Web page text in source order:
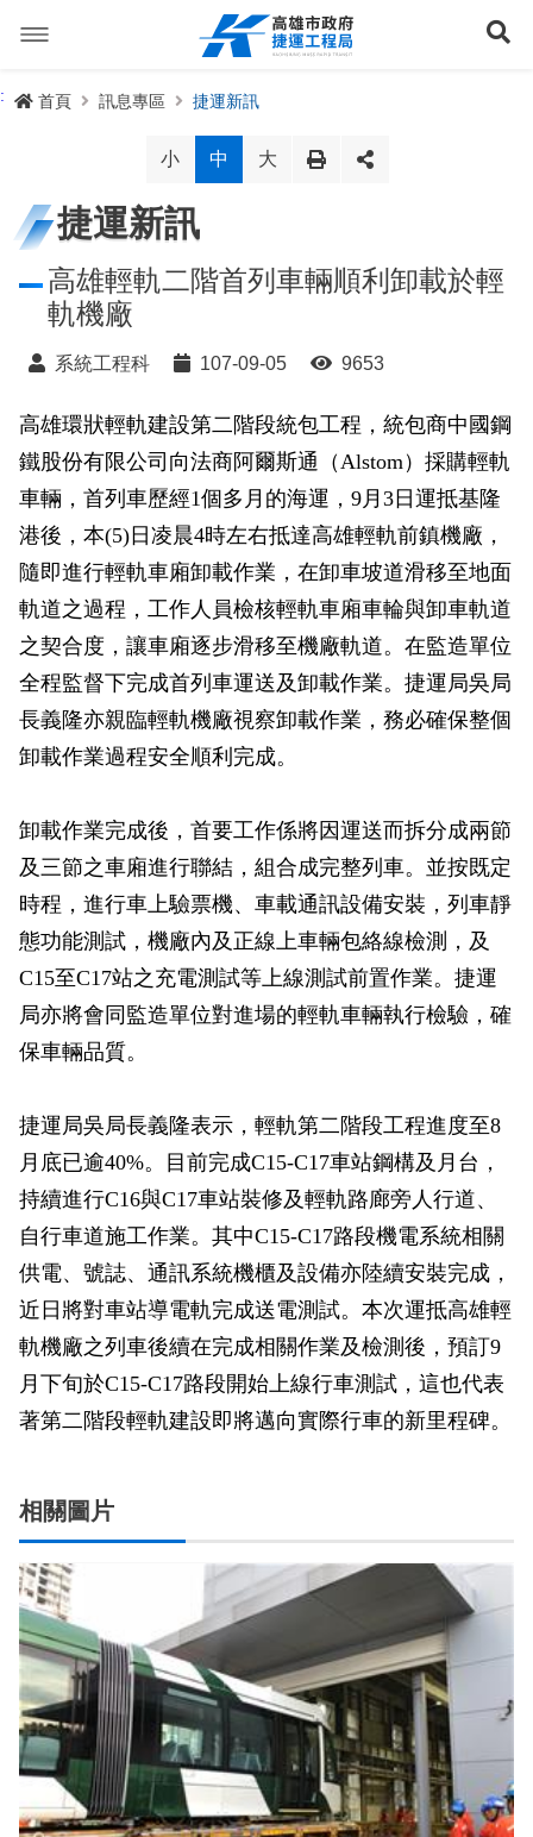
容
捷運路線進度圖
長期路網規劃
路網簡介
路網規劃
未來發展
規劃中
捷運紫線
前鎮漁港聯外軌道
興建中
各線計畫進度
岡山路竹延伸線(第二A階段)
岡山路竹延伸線(第二B階段)
捷運黃線
小港林園線
已通車
捷運紅/橘線
岡山路竹延伸線(第一階段)
環狀輕軌
訊息專區
捷運新訊
公聽會與說明會
政府資訊公開
生態檢核專區
性別主流化專區
政風園地
Open Data
打詐儀錶板
便民服務
局長信箱
禁限建專區
增額容積申請
檔案應用專區
常見問答
相關連結
雙語詞彙
交流互動
照片集錦
影音專區
特色車站
輕軌知識站
輕軌簡介
輕軌與傳統火車
輕軌與公車捷運
關於我們
首長簡介
局徽
本局沿革
組織職掌
服務電話
網站導覽
English
首頁 訊息專區 捷運新訊
小 中 大
捷運新訊
高雄輕軌二階首列車輛順利卸載於輕
軌機廠
系統工程科 107-09-05 9653
高雄環狀輕軌建設第二階段統包工程，統包商中國鋼
鐵股份有限公司向法商阿爾斯通（Alstom）採購輕軌
車輛，首列車歷經1個多月的海運，9月3日運抵基隆
港後，本(5)日凌晨4時左右抵達高雄輕軌前鎮機廠，
隨即進行輕軌車廂卸載作業，在卸車坡道滑移至地面
軌道之過程，工作人員檢核輕軌車廂車輪與卸車軌道
之契合度，讓車廂逐步滑移至機廠軌道。在監造單位
全程監督下完成首列車運送及卸載作業。捷運局吳局
長義隆亦親臨輕軌機廠視察卸載作業，務必確保整個
卸載作業過程安全順利完成。
卸載作業完成後，首要工作係將因運送而拆分成兩節
及三節之車廂進行聯結，組合成完整列車。並按既定
時程，進行車上驗票機、車載通訊設備安裝，列車靜
態功能測試，機廠內及正線上車輛包絡線檢測，及
C15至C17站之充電測試等上線測試前置作業。捷運
局亦將會同監造單位對進場的輕軌車輛執行檢驗，確
保車輛品質。
捷運局吳局長義隆表示，輕軌第二階段工程進度至8
月底已逾40%。目前完成C15-C17車站鋼構及月台，
持續進行C16與C17車站裝修及輕軌路廊旁人行道、
自行車道施工作業。其中C15-C17路段機電系統相關
供電、號誌、通訊系統機櫃及設備亦陸續安裝完成，
近日將對車站導電軌完成送電測試。本次運抵高雄輕
軌機廠之列車後續在完成相關作業及檢測後，預訂9
月下旬於C15-C17路段開始上線行車測試，這也代表
著第二階段輕軌建設即將邁向實際行車的新里程碑。
相關圖片